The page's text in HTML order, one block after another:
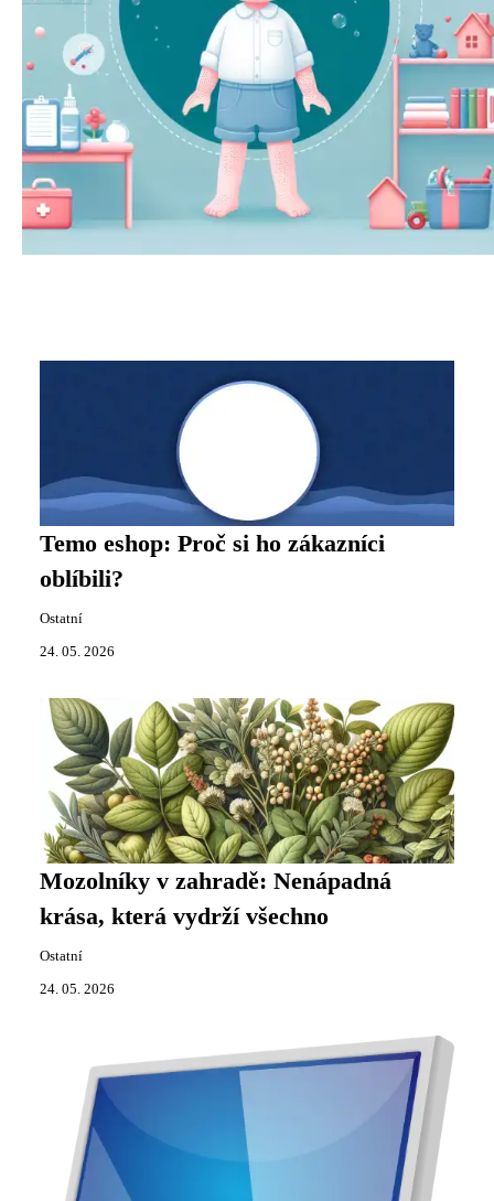
Temo eshop: Proč si ho zákazníci
oblíbili?
Ostatní
24. 05. 2026
Mozolníky v zahradě: Nenápadná
krása, která vydrží všechno
Ostatní
24. 05. 2026